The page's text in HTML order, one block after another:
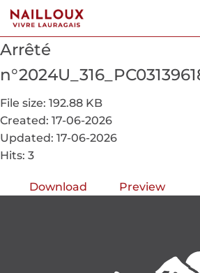
Arrêté
File size: 192.88 KB
Created: 17-06-2026
Updated: 17-06-2026
Hits: 3
Download Preview